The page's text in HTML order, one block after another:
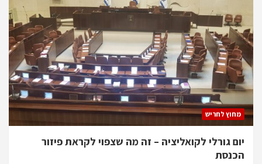
מחוץ לחריש
יום גורלי לקואליציה – זה מה שצפוי לקראת פיזור
הכנסת